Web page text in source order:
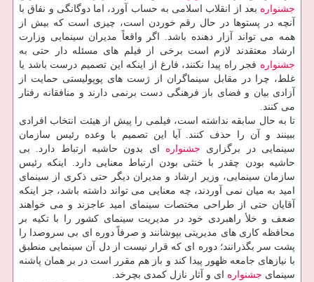
جشنواره بعد از انقلاب اسلامی به حساب آورد، اما دوگانگی و نفاق با
آنچه در پستوها در حال رقم خوردن است، چیزی است كه بیش از
همه می تواند آزار دهنده باشد. اگر واقعاً مدیران سینمایی وزارت
ارشاد معتقدند لازم است برخی از فیلم های مسئله دار حتی به
جشنواره فجر راه پیدا نكنند، فارغ از اینكه این تصمیم درست باشد یا
غلط، چرا در مقابل سینماگران از ژست های پوپولیستی حمایت از
آزادی بیان و فضای باز فرهنگی دست برنمی دارند و منافقانه رفتار
می كنند.
تا به حال سابقه نداشته است، فیلمی را پیش از هیئت انتخاب افرادی
ببینند و آن را حذف كنند. آیا این تصمیم با وعده رئیس سازمان
سینمایی در برگزاری جشنواره ای بدون حاشیه ارتباط دارد. بی
حاشیه بودن چقدر با خنثی بودن ارتباط معنایی دارد. اینكه رئیس
سازمان سینمایی، وزیر ارشاد و مدیران دیگر حتی ذكری از سینمای
امید به میان نمی آوردند، چه معنایی می تواند داشته باشد، جز اینكه
آقایان حتی از طراحی مختصات سینمای امید عاجزند و می خواهند
ضعف و خلأ راهبردی خود در مدیریت سینمای كشور را با تكیه بر
محافظه كاری های مدیریتی بپوشانند و صرفاً دوره ای بی سروصدا را
پشت سر بگذرانند؛ دوره ای كه قرار نیست از دل آن سینمایی منطبق
با نیازهای جامعه ظهور پیدا كند و باز هم مقرر است در بر همان پاشنه
سینمای جشنواره ای و آثار نازل كمدی بچرخد.